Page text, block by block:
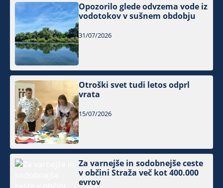
Opozorilo glede odvzema vode iz
vodotokov v sušnem obdobju
31/07/2026
Otroški svet tudi letos odprl
vrata
15/07/2026
Za varnejše in sodobnejše ceste
v občini Straža več kot 400.000
evrov